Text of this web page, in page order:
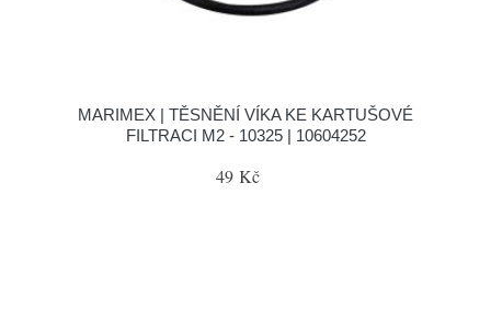
MARIMEX | TĚSNĚNÍ VÍKA KE KARTUŠOVÉ
FILTRACI M2 - 10325 | 10604252
49 Kč